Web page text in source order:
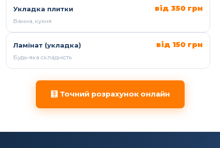
Укладка плитки від 350 грн
Ванна, кухня
Ламінат (укладка) від 150 грн
Будь-яка складність
🧮 Точний розрахунок онлайн